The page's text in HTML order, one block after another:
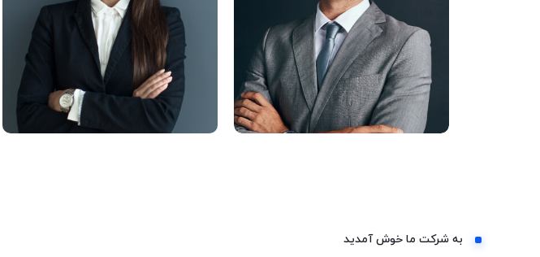
آمبرت دانیل رقم میلان
به شرکت ما خوش آمدید